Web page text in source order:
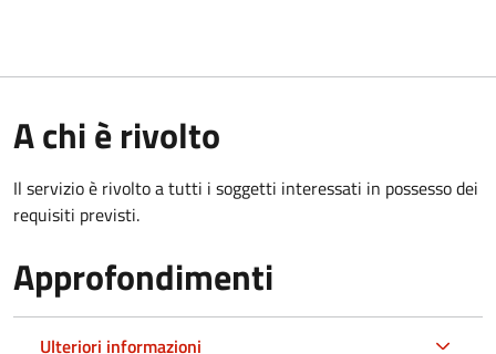
A chi è rivolto
Il servizio è rivolto a tutti i soggetti interessati in possesso dei
requisiti previsti.
Approfondimenti
Ulteriori informazioni